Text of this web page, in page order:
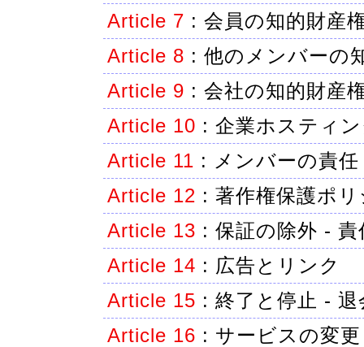
Article 7 : 会員の知的財産
Article 8 : 他のメンバーの
Article 9 : 会社の知的財産
Article 10 : 企業ホスティ
Article 11 :
メンバーの責任
Article 12 : 著作権保護ポリ
Article 13 : 保証の除外 - 責
Article 14 : 広告とリンク
Article 15 : 終了と停止 - 退
Article 16 : サービスの変